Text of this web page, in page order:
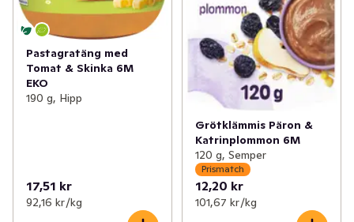
Pastagratäng med
Tomat & Skinka 6M
EKO
190 g, Hipp
17,51 kr
92,16 kr /kg
Grötklämmis Päron &
Katrinplommon 6M
120 g, Semper
Prismatch
12,20 kr
101,67 kr /kg